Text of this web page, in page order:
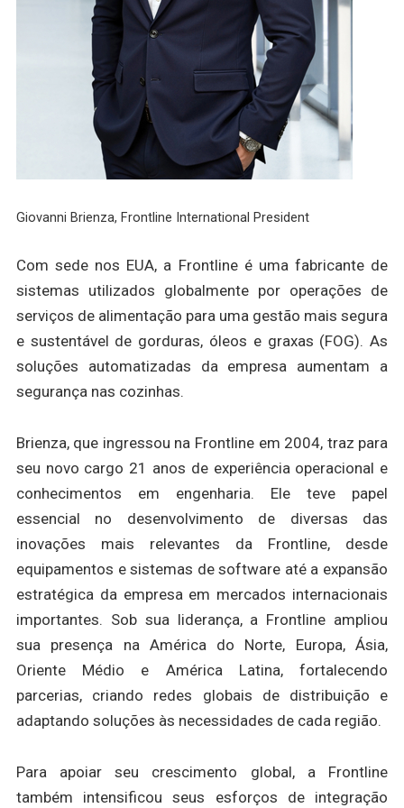
Giovanni Brienza, Frontline International President
Com sede nos EUA, a Frontline é uma fabricante de
sistemas utilizados globalmente por operações de
serviços de alimentação para uma gestão mais segura
e sustentável de gorduras, óleos e graxas (FOG). As
soluções automatizadas da empresa aumentam a
segurança nas cozinhas.
Brienza, que ingressou na Frontline em 2004, traz para
seu novo cargo 21 anos de experiência operacional e
conhecimentos em engenharia. Ele teve papel
essencial no desenvolvimento de diversas das
inovações mais relevantes da Frontline, desde
equipamentos e sistemas de software até a expansão
estratégica da empresa em mercados internacionais
importantes. Sob sua liderança, a Frontline ampliou
sua presença na América do Norte, Europa, Ásia,
Oriente Médio e América Latina, fortalecendo
parcerias, criando redes globais de distribuição e
adaptando soluções às necessidades de cada região.
Para apoiar seu crescimento global, a Frontline
também intensificou seus esforços de integração